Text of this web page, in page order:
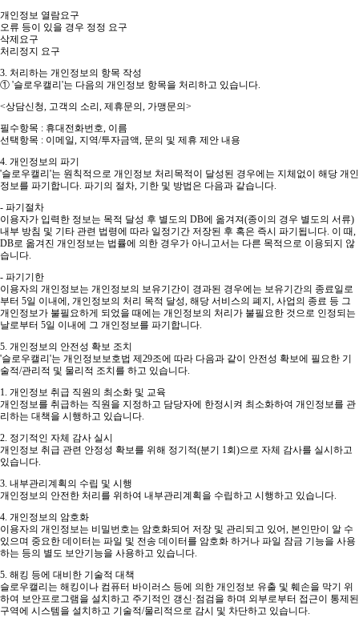
개인정보 열람요구
오류 등이 있을 경우 정정 요구
삭제요구
처리정지 요구
3. 처리하는 개인정보의 항목 작성
① '슬로우캘리'는 다음의 개인정보 항목을 처리하고 있습니다.
<상담신청, 고객의 소리, 제휴문의, 가맹문의>
필수항목 : 휴대전화번호, 이름
선택항목 : 이메일, 지역/투자금액, 문의 및 제휴 제안 내용
4. 개인정보의 파기
'슬로우캘리'는 원칙적으로 개인정보 처리목적이 달성된 경우에는 지체없이 해당 개인
정보를 파기합니다. 파기의 절차, 기한 및 방법은 다음과 같습니다.
- 파기절차
이용자가 입력한 정보는 목적 달성 후 별도의 DB에 옮겨져(종이의 경우 별도의 서류)
내부 방침 및 기타 관련 법령에 따라 일정기간 저장된 후 혹은 즉시 파기됩니다. 이 때,
DB로 옮겨진 개인정보는 법률에 의한 경우가 아니고서는 다른 목적으로 이용되지 않
습니다.
- 파기기한
이용자의 개인정보는 개인정보의 보유기간이 경과된 경우에는 보유기간의 종료일로
부터 5일 이내에, 개인정보의 처리 목적 달성, 해당 서비스의 폐지, 사업의 종료 등 그
개인정보가 불필요하게 되었을 때에는 개인정보의 처리가 불필요한 것으로 인정되는
날로부터 5일 이내에 그 개인정보를 파기합니다.
5. 개인정보의 안전성 확보 조치
'슬로우캘리'는 개인정보보호법 제29조에 따라 다음과 같이 안전성 확보에 필요한 기
술적/관리적 및 물리적 조치를 하고 있습니다.
1. 개인정보 취급 직원의 최소화 및 교육
개인정보를 취급하는 직원을 지정하고 담당자에 한정시켜 최소화하여 개인정보를 관
리하는 대책을 시행하고 있습니다.
2. 정기적인 자체 감사 실시
개인정보 취급 관련 안정성 확보를 위해 정기적(분기 1회)으로 자체 감사를 실시하고
있습니다.
3. 내부관리계획의 수립 및 시행
개인정보의 안전한 처리를 위하여 내부관리계획을 수립하고 시행하고 있습니다.
4. 개인정보의 암호화
이용자의 개인정보는 비밀번호는 암호화되어 저장 및 관리되고 있어, 본인만이 알 수
있으며 중요한 데이터는 파일 및 전송 데이터를 암호화 하거나 파일 잠금 기능을 사용
하는 등의 별도 보안기능을 사용하고 있습니다.
5. 해킹 등에 대비한 기술적 대책
슬로우캘리는 해킹이나 컴퓨터 바이러스 등에 의한 개인정보 유출 및 훼손을 막기 위
하여 보안프로그램을 설치하고 주기적인 갱신·점검을 하며 외부로부터 접근이 통제된
구역에 시스템을 설치하고 기술적/물리적으로 감시 및 차단하고 있습니다.